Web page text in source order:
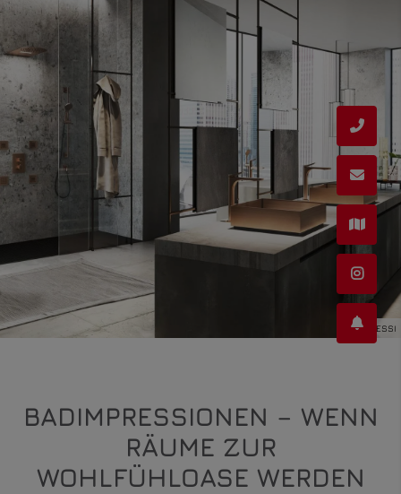
©GESSI
BADIMPRESSIONEN – WENN
RÄUME ZUR
WOHLFÜHLOASE WERDEN